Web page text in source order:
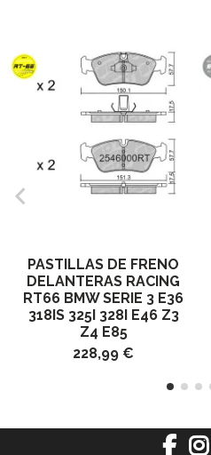
PASTILLAS DE FRENO
DELANTERAS RACING
RT66 BMW SERIE 3 E36
318IS 325I 328I E46 Z3
Z4 E85
228,99 €